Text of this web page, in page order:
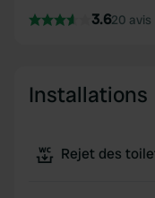
3.620 avis
Installations
Rejet des